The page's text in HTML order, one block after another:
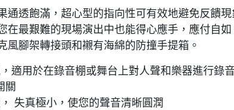
通透飽滿，超心型的指向性可有效地避免反饋現
在最艱難的現場演出中也能得心應手，應付自如
風腳架轉接頭和襯有海綿的防撞手提箱。
適用於在錄音棚或舞台上對人聲和樂器進行錄
關
失真極小，使您的聲音清晰圓潤